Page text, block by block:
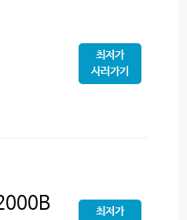
최저가
사러가기
최저가